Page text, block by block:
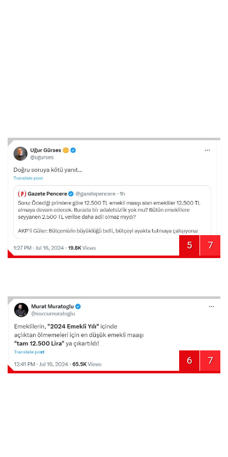
5 7
6 7